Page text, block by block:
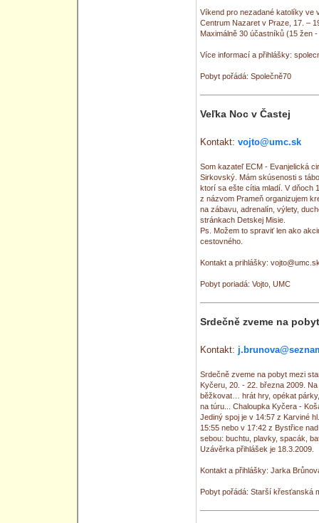
Víkend pro nezadané katolíky ve
Centrum Nazaret v Praze, 17. –
Maximálně 30 účastníků (15 žen
Více informací a přihlášky:
Pobyt pořádá: Společně70
Veľka Noc v Častej
Kontakt: vojto@umc.sk
Som kazateľ ECM - Evanjelická
Sirkovský. Mám skúsenosti s
ktorí sa ešte cítia mladí. V dňoch
z názvom Prameň organizujem
na zábavu, adrenalín, výlety,
stránkach Detskej Misie.
Ps. Možem to spraviť len ako
cestovného.
Kontakt a prihlášky:
Pobyt poriadá: Vojto, UMC
Srdečně zveme na
Kontakt:
Srdečně zveme na pobyt mezi
Kyčeru, 20. - 22. března 2009.
běžkovat… hrát hry, opékat
na túru... Chaloupka Kyčera -
Jediný spoj je v 14:57 z Karviné
15:55 nebo v 17:42 z Bystřice
sebou: buchtu, plavky, spacák,
Uzávěrka přihlášek je 18.3.2009.
Kontakt a přihlášky: Jarka
Pobyt pořádá: Starší křesťanská